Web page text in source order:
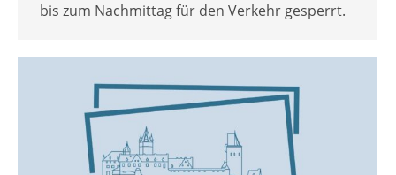
bis zum Nachmittag für den Verkehr gesperrt.